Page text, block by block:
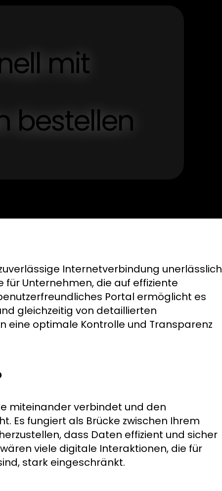
mit
bestellen
Internetverbindung unerlässlich
für Unternehmen, die auf effiziente
Portal ermöglicht es
gleichzeitig von detaillierten
eine optimale Kontrolle und Transparenz
miteinander verbindet und den
Es fungiert als Brücke zwischen Ihrem
dass Daten effizient und sicher
viele digitale Interaktionen, die für
stark eingeschränkt.